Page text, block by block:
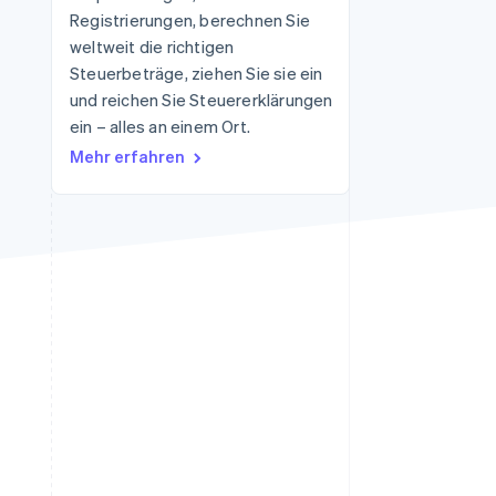
Stripe-Sessions 2026
Erfahren Sie, wie Stripe
Lösungen für die
Wirtschaftsinfrastruktur
Registrierungen, berechnen Sie
weltweit die richtigen
Steuerbeträge, ziehen Sie sie ein
und reichen Sie Steuererklärungen
ein – alles an einem Ort.
Mehr erfahren